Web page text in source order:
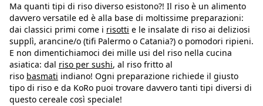
Ma quanti tipi di riso diverso esistono?! Il riso è un alimento
davvero versatile ed è alla base di moltissime preparazioni:
dai classici primi come i risotti e le insalate di riso ai deliziosi
supplì, arancine/o (tifi Palermo o Catania?) o pomodori ripieni.
E non dimentichiamoci dei mille usi del riso nella cucina
asiatica: dal riso per sushi, al riso fritto al
riso basmati indiano! Ogni preparazione richiede il giusto
tipo di riso e da KoRo puoi trovare davvero tanti tipi diversi di
questo cereale così speciale!